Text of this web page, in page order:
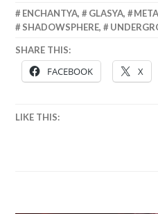
ENCHANTYA, GLASYA,
SHADOWSPHERE,
SHARE THIS:
FACEBOOK X
LIKE THIS: